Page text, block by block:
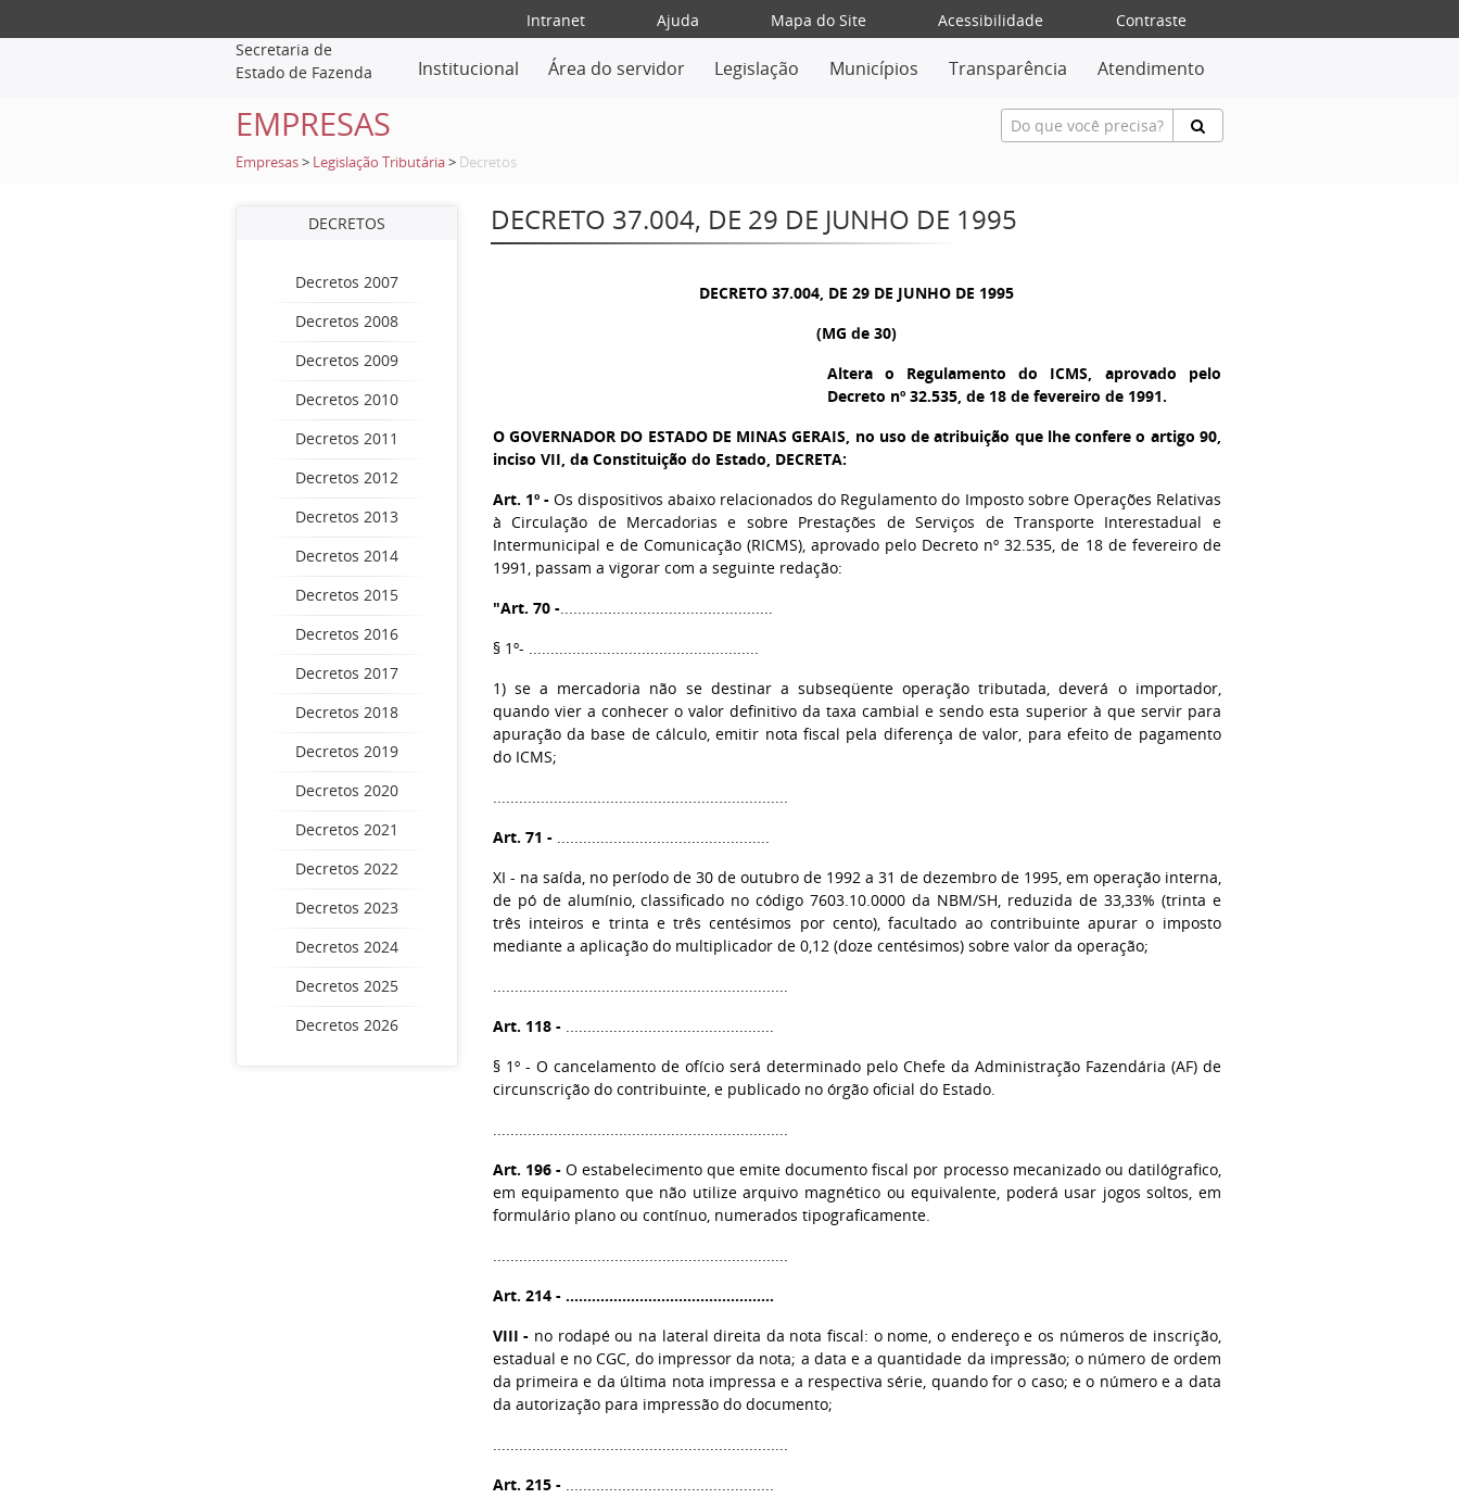
Intranet Ajuda Mapa do Site Acessibilidade
Contraste
Secretaria de
Estado de Fazenda
Institucional Área do servidor Legislação Municípios Transparência Atendimento
EMPRESAS
Empresas > Legislação Tributária > Decretos
DECRETOS
Decretos 2007
Decretos 2008
Decretos 2009
Decretos 2010
Decretos 2011
Decretos 2012
Decretos 2013
Decretos 2014
Decretos 2015
Decretos 2016
Decretos 2017
Decretos 2018
Decretos 2019
Decretos 2020
Decretos 2021
Decretos 2022
Decretos 2023
Decretos 2024
Decretos 2025
Decretos 2026
DECRETO 37.004, DE 29 DE JUNHO DE 1995
DECRETO 37.004, DE 29 DE JUNHO DE 1995
(MG de 30)
Altera o Regulamento do ICMS, aprovado pelo
Decreto nº 32.535, de 18 de fevereiro de 1991.
O GOVERNADOR DO ESTADO DE MINAS GERAIS, no uso de atribuição que lhe confere o artigo 90,
inciso VII, da Constituição do Estado, DECRETA:
Art. 1º -Os dispositivos abaixo relacionados do Regulamento do Imposto sobre Operações Relativas
à Circulação de Mercadorias e sobre Prestações de Serviços de Transporte Interestadual e
Intermunicipal e de Comunicação (RICMS), aprovado pelo Decreto nº 32.535, de 18 de fevereiro de
1991, passam a vigorar com a seguinte redação:
"Art. 70 -.................................................
§ 1º- .....................................................
1) se a mercadoria não se destinar a subseqüente operação tributada, deverá o importador,
quando vier a conhecer o valor definitivo da taxa cambial e sendo esta superior à que servir para
apuração da base de cálculo, emitir nota fiscal pela diferença de valor, para efeito de pagamento
do ICMS;
....................................................................
Art. 71 -.................................................
XI - na saída, no período de 30 de outubro de 1992 a 31 de dezembro de 1995, em operação interna,
de pó de alumínio, classificado no código 7603.10.0000 da NBM/SH, reduzida de 33,33% (trinta e
três inteiros e trinta e três centésimos por cento), facultado ao contribuinte apurar o imposto
mediante a aplicação do multiplicador de 0,12 (doze centésimos) sobre valor da operação;
....................................................................
Art. 118 -................................................
§ 1º - O cancelamento de ofício será determinado pelo Chefe da Administração Fazendária (AF) de
circunscrição do contribuinte, e publicado no órgão oficial do Estado.
....................................................................
Art. 196 -O estabelecimento que emite documento fiscal por processo mecanizado ou datilógrafico,
em equipamento que não utilize arquivo magnético ou equivalente, poderá usar jogos soltos, em
formulário plano ou contínuo, numerados tipograficamente.
....................................................................
Art. 214 - ................................................
VIII - no rodapé ou na lateral direita da nota fiscal: o nome, o endereço e os números de inscrição,
estadual e no CGC, do impressor da nota; a data e a quantidade da impressão; o número de ordem
da primeira e da última nota impressa e a respectiva série, quando for o caso; e o número e a data
da autorização para impressão do documento;
....................................................................
Art. 215 -................................................